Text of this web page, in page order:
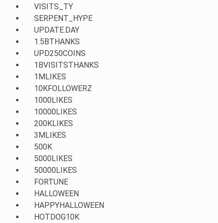
VISITS_TY
SERPENT_HYPE
UPDATE.DAY
1.5BTHANKS
UPD250COINS
1BVISITSTHANKS
1MLIKES
10KFOLLOWERZ
1000LIKES
10000LIKES
200KLIKES
3MLIKES
500K
5000LIKES
50000LIKES
FORTUNE
HALLOWEEN
HAPPYHALLOWEEN
HOTDOG10K